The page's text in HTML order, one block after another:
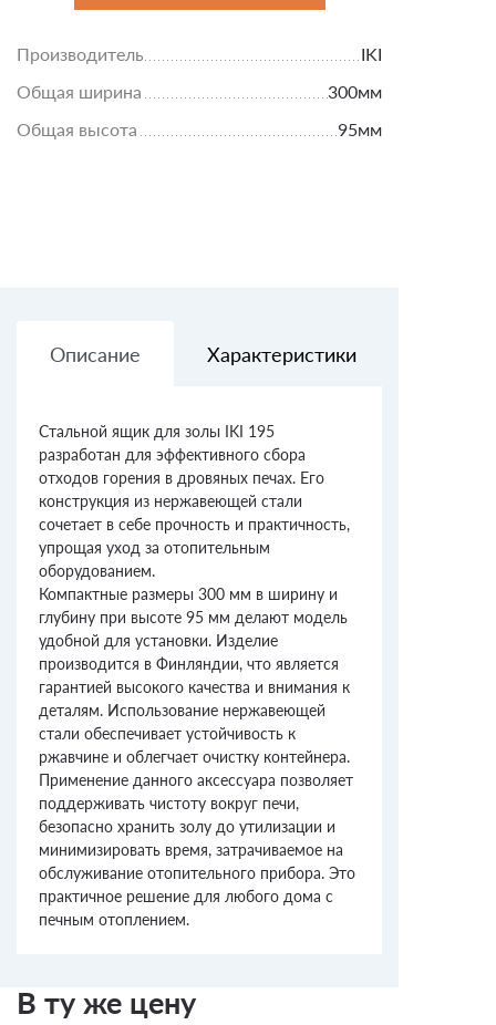
Производитель
IKI
Общая ширина
300мм
Общая высота
95мм
Описание Характеристики
Стальной ящик для золы IKI 195
разработан для эффективного сбора
отходов горения в дровяных печах. Его
конструкция из нержавеющей стали
сочетает в себе прочность и практичность,
упрощая уход за отопительным
оборудованием.
Компактные размеры 300 мм в ширину и
глубину при высоте 95 мм делают модель
удобной для установки. Изделие
производится в Финляндии, что является
гарантией высокого качества и внимания к
деталям. Использование нержавеющей
стали обеспечивает устойчивость к
ржавчине и облегчает очистку контейнера.
Применение данного аксессуара позволяет
поддерживать чистоту вокруг печи,
безопасно хранить золу до утилизации и
минимизировать время, затрачиваемое на
обслуживание отопительного прибора. Это
практичное решение для любого дома с
печным отоплением.
В ту же цену